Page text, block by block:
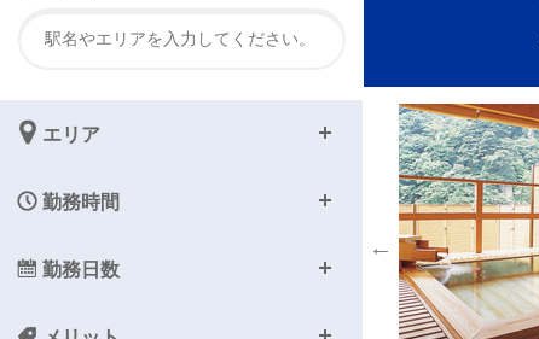
エリア
勤務時間
勤務日数